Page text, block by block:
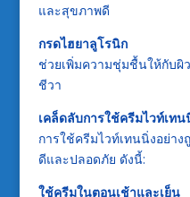
และสุขภาพดี
กรดไฮยาลูโรนิก
ช่วยเพิ่มความชุ่มชื้นให้กับ
ชีวา
เคล็ดลับการใช้ครีมไวท์เท
การใช้ครีมไวท์เทนนิ่งอย่า
ดีและปลอดภัย ดังนี้:
ใช้ครีมในตอนเช้าและเย็น